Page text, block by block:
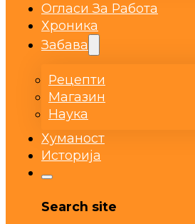
Огласи За Работа
Хроника
Забава
Рецепти
Магазин
Наука
Хуманост
Историја
Search site